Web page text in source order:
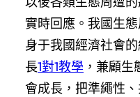
實時回應。我國生
身于我國經濟社會
長1對1教學 ，兼顧
會成長，把準繩性